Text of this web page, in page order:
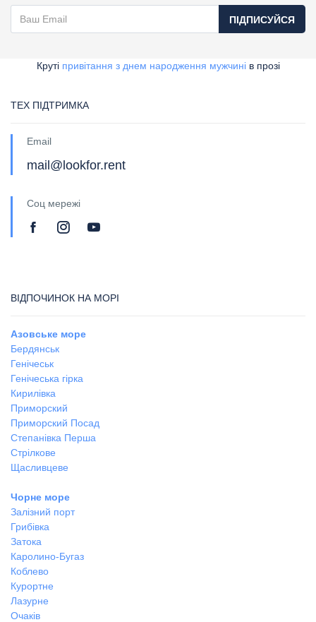
ПІДПИСУЙСЯ
Круті привітання з днем народження мужчинів прозі
ТЕХ ПІДТРИМКА
Email
mail@lookfor.rent
Соц мережі
ВІДПОЧИНОК НА МОРІ
Азовське море
Бердянськ
Генічеськ
Генічеська гірка
Кирилівка
Приморский
Приморский Посад
Степанівка Перша
Стрілкове
Щасливцеве
Чорне море
Залізний порт
Грибівка
Затока
Каролино-Бугаз
Коблево
Курортне
Лазурне
Очаків